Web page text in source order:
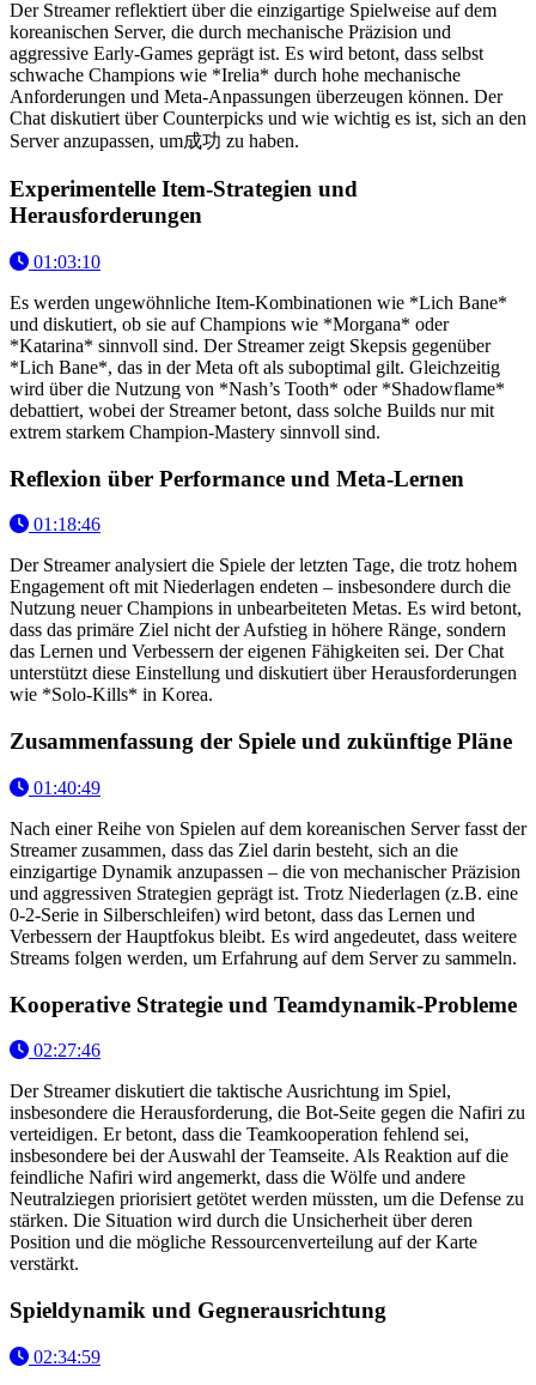
Der Streamer reflektiert über die einzigartige Spielweise auf dem
koreanischen Server, die durch mechanische Präzision und
aggressive Early-Games geprägt ist. Es wird betont, dass selbst
schwache Champions wie *Irelia* durch hohe mechanische
Anforderungen und Meta-Anpassungen überzeugen können. Der
Chat diskutiert über Counterpicks und wie wichtig es ist, sich an den
Server anzupassen, um成功 zu haben.
Experimentelle Item-Strategien und
Herausforderungen
01:03:10
Es werden ungewöhnliche Item-Kombinationen wie *Lich Bane*
und diskutiert, ob sie auf Champions wie *Morgana* oder
*Katarina* sinnvoll sind. Der Streamer zeigt Skepsis gegenüber
*Lich Bane*, das in der Meta oft als suboptimal gilt. Gleichzeitig
wird über die Nutzung von *Nash’s Tooth* oder *Shadowflame*
debattiert, wobei der Streamer betont, dass solche Builds nur mit
extrem starkem Champion-Mastery sinnvoll sind.
Reflexion über Performance und Meta-Lernen
01:18:46
Der Streamer analysiert die Spiele der letzten Tage, die trotz hohem
Engagement oft mit Niederlagen endeten – insbesondere durch die
Nutzung neuer Champions in unbearbeiteten Metas. Es wird betont,
dass das primäre Ziel nicht der Aufstieg in höhere Ränge, sondern
das Lernen und Verbessern der eigenen Fähigkeiten sei. Der Chat
unterstützt diese Einstellung und diskutiert über Herausforderungen
wie *Solo-Kills* in Korea.
Zusammenfassung der Spiele und zukünftige Pläne
01:40:49
Nach einer Reihe von Spielen auf dem koreanischen Server fasst der
Streamer zusammen, dass das Ziel darin besteht, sich an die
einzigartige Dynamik anzupassen – die von mechanischer Präzision
und aggressiven Strategien geprägt ist. Trotz Niederlagen (z.B. eine
0-2-Serie in Silberschleifen) wird betont, dass das Lernen und
Verbessern der Hauptfokus bleibt. Es wird angedeutet, dass weitere
Streams folgen werden, um Erfahrung auf dem Server zu sammeln.
Kooperative Strategie und Teamdynamik-Probleme
02:27:46
Der Streamer diskutiert die taktische Ausrichtung im Spiel,
insbesondere die Herausforderung, die Bot-Seite gegen die Nafiri zu
verteidigen. Er betont, dass die Teamkooperation fehlend sei,
insbesondere bei der Auswahl der Teamseite. Als Reaktion auf die
feindliche Nafiri wird angemerkt, dass die Wölfe und andere
Neutralziegen priorisiert getötet werden müssten, um die Defense zu
stärken. Die Situation wird durch die Unsicherheit über deren
Position und die mögliche Ressourcenverteilung auf der Karte
verstärkt.
Spieldynamik und Gegnerausrichtung
02:34:59